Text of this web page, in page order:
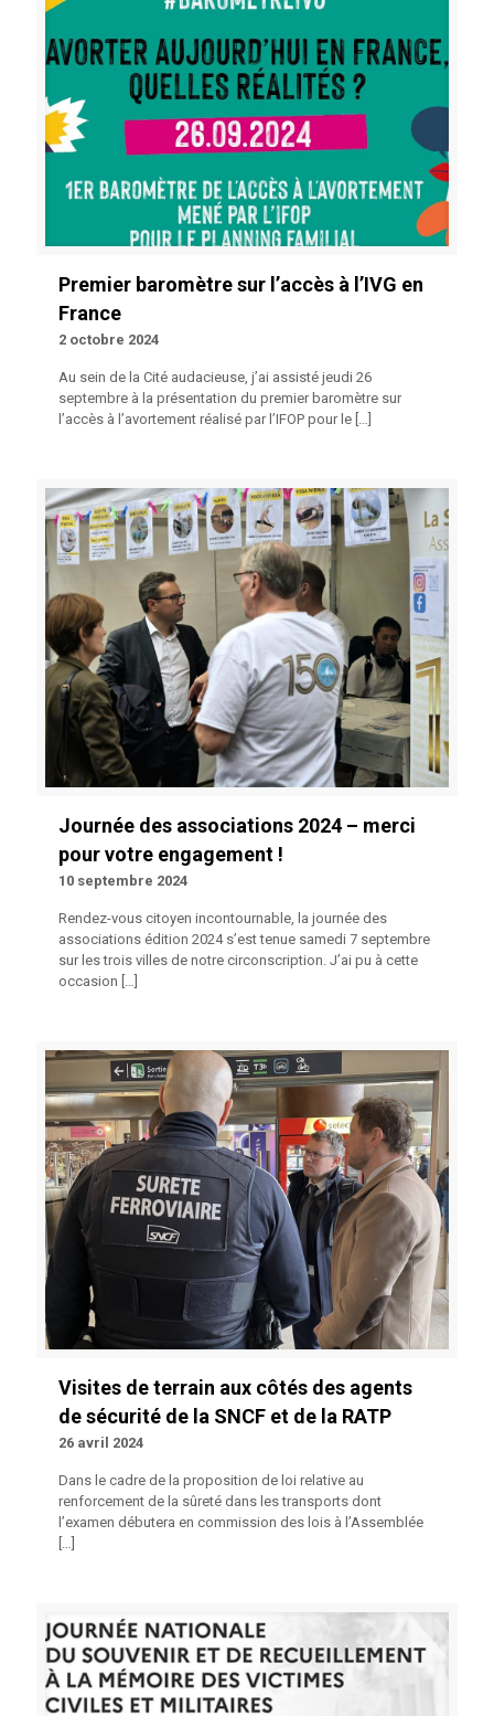
Premier baromètre sur l’accès à l’IVG en
France
2 octobre 2024
Au sein de la Cité audacieuse, j’ai assisté jeudi 26
septembre à la présentation du premier baromètre sur
l’accès à l’avortement réalisé par l’IFOP pour le […]
Journée des associations 2024 – merci
pour votre engagement !
10 septembre 2024
Rendez-vous citoyen incontournable, la journée des
associations édition 2024 s’est tenue samedi 7 septembre
sur les trois villes de notre circonscription. J’ai pu à cette
occasion
Visites de terrain aux côtés des agents
de sécurité de la SNCF et de la RATP
26 avril 2024
Dans le cadre de la proposition de loi relative au
renforcement de la sûreté dans les transports dont
l’examen débutera en commission des lois à l’Assemblée